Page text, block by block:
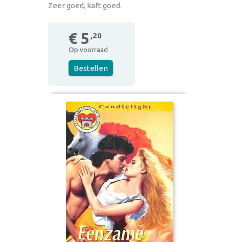
Zeer goed, kaft goed.
€ 5 ,20
Op voorraad
Bestellen